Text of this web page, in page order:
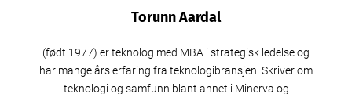
Torunn Aardal
(født 1977) er teknolog med MBA i strategisk ledelse og
har mange års erfaring fra teknologibransjen. Skriver om
teknologi og samfunn blant annet i Minerva og